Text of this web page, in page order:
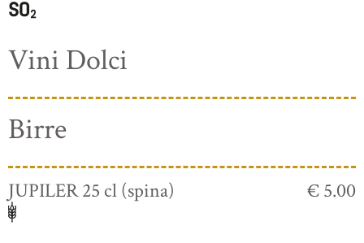
Vini Dolci
Birre
JUPILER 25 cl (spina) € 5.00